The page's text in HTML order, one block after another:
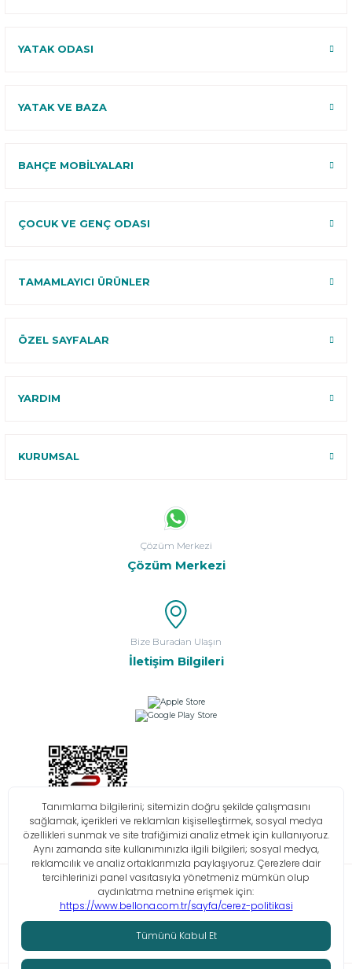
YATAK ODASI
YATAK VE BAZA
BAHÇE MOBİLYALARI
ÇOCUK VE GENÇ ODASI
TAMAMLAYICI ÜRÜNLER
ÖZEL SAYFALAR
YARDIM
KURUMSAL
Çözüm Merkezi
Çözüm Merkezi
Bize Buradan Ulaşın
İletişim Bilgileri
Bilgi Toplumu Hizmetleri KVKK Çerez Politikası İşlem Rehberi